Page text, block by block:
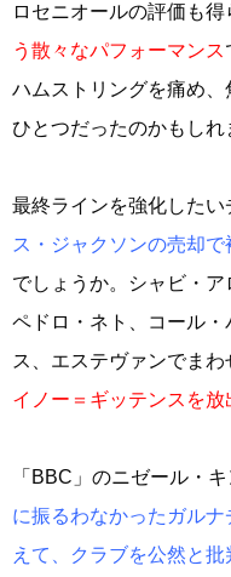
ロセニオールの評価も得
う散々なパフォーマンス
ハムストリングを痛め
ひとつだったのかもしれ
最終ラインを強化したい
ス・ジャクソンの売却
でしょうか。シャビ・ア
ペドロ・ネト、コール
ス、エステヴァンでまわ
イノー＝ギッテンスを放
「BBC」のニゼール・キ
に振るわなかったガル
えて、クラブを公然と